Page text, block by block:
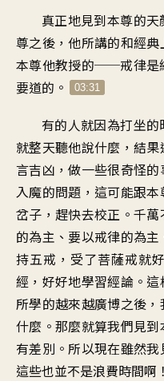
真正地見到本尊的天
尊之後 ，他所講的和經典
本尊他教授的──戒律是
要道的 。 03:31
有的人就因為打坐的
就整天聽他說什麼 ，結果
言吉凶 ，做一些很奇怪的
入魔的問題 ， 這可能跟
岔子 ，趕快去校正 。千萬
的為主 、要以戒律的為主
持五戒 ， 受了菩薩戒就
經 ， 好好地學習經論 。 這
所學的越來越廣博之後 ，
什麼 。那麼就算我們見
有差別 。 所以現在雖然
這些也並不是浪費時間啊 ！